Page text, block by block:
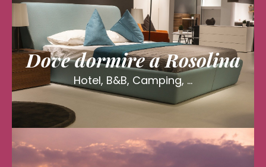
Dove dormire a Rosolina
Hotel, B&B, Camping, ...